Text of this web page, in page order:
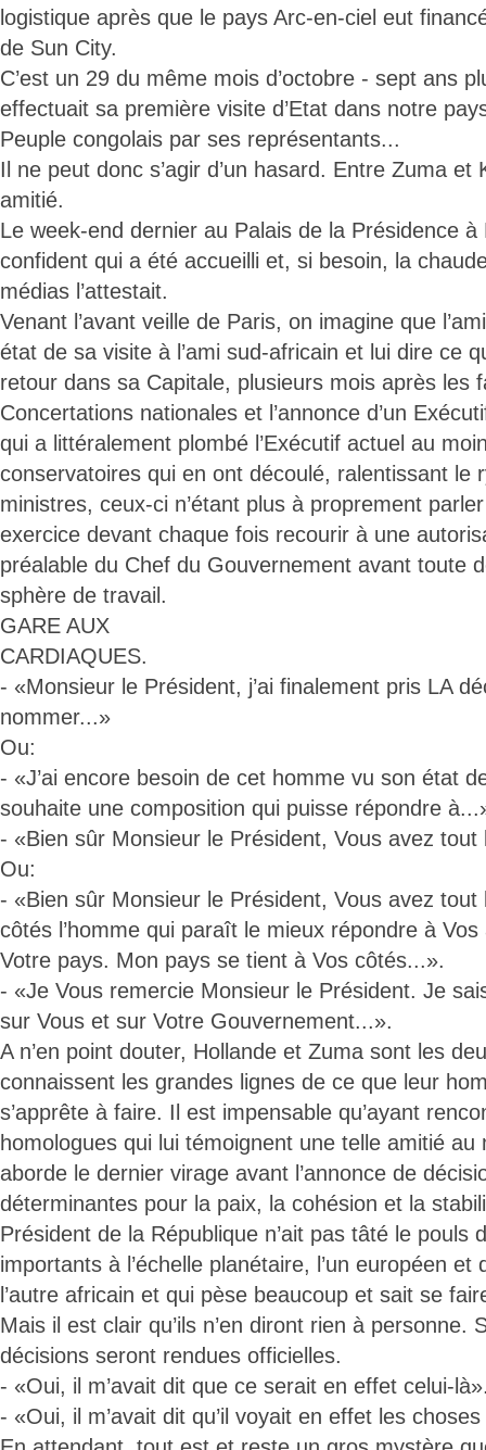
logistique après que le pays Arc-en-ciel eut
de Sun City.
C’est un 29 du même mois d’octobre - sept ans
effectuait sa première visite d’Etat dans notre
Peuple congolais par ses représentants...
Il ne peut donc s’agir d’un hasard. Entre Zuma et
amitié.
Le week-end dernier au Palais de la Présidence à
confident qui a été accueilli et, si besoin, la
médias l’attestait.
Venant l’avant veille de Paris, on imagine que
état de sa visite à l’ami sud-africain et lui dire ce
retour dans sa Capitale, plusieurs mois après les
Concertations nationales et l’annonce d’un
qui a littéralement plombé l’Exécutif actuel au
conservatoires qui en ont découlé, ralentissant le
ministres, ceux-ci n’étant plus à proprement
exercice devant chaque fois recourir à une
préalable du Chef du Gouvernement avant toute
sphère de travail.
GARE AUX
CARDIAQUES.
- «Monsieur le Président, j’ai finalement pris LA
nommer...»
Ou:
- «J’ai encore besoin de cet homme vu son état
souhaite une composition qui puisse répondre
- «Bien sûr Monsieur le Président, Vous avez
Ou:
- «Bien sûr Monsieur le Président, Vous avez tout
côtés l’homme qui paraît le mieux répondre à
Votre pays. Mon pays se tient à Vos côtés...».
- «Je Vous remercie Monsieur le Président. Je
sur Vous et sur Votre Gouvernement...».
A n’en point douter, Hollande et Zuma sont les
connaissent les grandes lignes de ce que leur
s’apprête à faire. Il est impensable qu’ayant
homologues qui lui témoignent une telle amitié
aborde le dernier virage avant l’annonce de
déterminantes pour la paix, la cohésion et la
Président de la République n’ait pas tâté le pouls
importants à l’échelle planétaire, l’un européen
l’autre africain et qui pèse beaucoup et sait se
Mais il est clair qu’ils n’en diront rien à personne.
décisions seront rendues officielles.
- «Oui, il m’avait dit que ce serait en effet celui-
- «Oui, il m’avait dit qu’il voyait en effet les